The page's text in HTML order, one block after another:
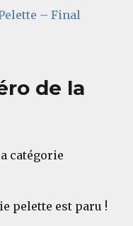
– Final
de la
catégorie
pelette est paru !